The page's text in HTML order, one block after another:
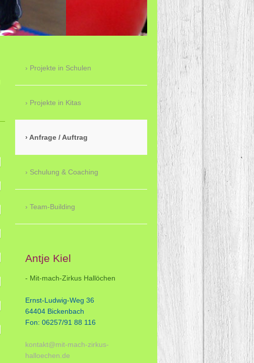
Projekte in Schulen
Projekte in Kitas
Anfrage / Auftrag
Schulung & Coaching
Team-Building
Antje Kiel
- Mit-mach-Zirkus Hallöchen
Ernst-Ludwig-Weg 36
64404 Bickenbach
Fon: 06257/91 88 116
kontakt@mit-mach-zirkus-
halloechen.de